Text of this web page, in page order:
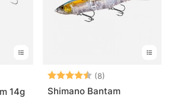
14g
Arvio: (8)
Shimano Bantam